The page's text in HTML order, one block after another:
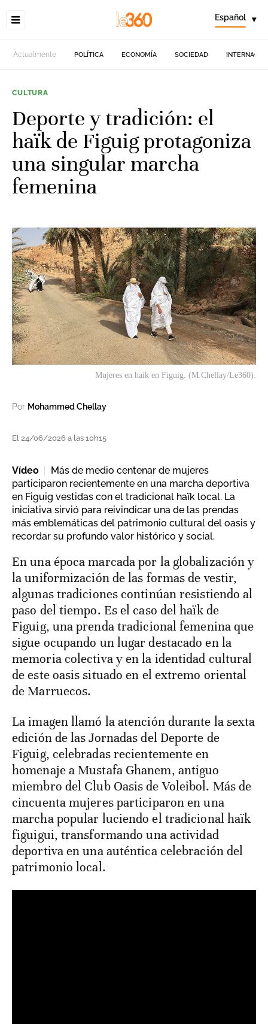
Español ▾
Actualmente POLÍTICA ECONOMÍA SOCIEDAD
CULTURA
Deporte y tradición: el
haïk de Figuig protagoniza
una singular marcha
femenina
Mujeres en haik en Figuig. (M.Chellay/Le360).
Por Mohammed Chellay
El 24/06/2026 a las 10h15
Vídeo
Más de medio centenar de mujeres
participaron recientemente en una marcha deportiva
en Figuig vestidas con el tradicional haïk local. La
iniciativa sirvió para reivindicar una de las prendas
más emblemáticas del patrimonio cultural del oasis y
recordar su profundo valor histórico y social.
En una época marcada por la globalización y
la uniformización de las formas de vestir,
algunas tradiciones continúan resistiendo al
paso del tiempo. Es el caso del haïk de
Figuig, una prenda tradicional femenina que
sigue ocupando un lugar destacado en la
memoria colectiva y en la identidad cultural
de este oasis situado en el extremo oriental
de Marruecos.
La imagen llamó la atención durante la sexta
edición de las Jornadas del Deporte de
Figuig, celebradas recientemente en
homenaje a Mustafa Ghanem, antiguo
miembro del Club Oasis de Voleibol. Más de
cincuenta mujeres participaron en una
marcha popular luciendo el tradicional haïk
figuigui, transformando una actividad
deportiva en una auténtica celebración del
patrimonio local.